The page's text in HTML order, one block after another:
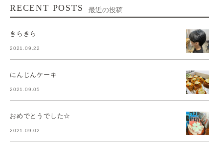
RECENT POSTS 最近の投稿
きらきら
2021.09.22
にんじんケーキ
2021.09.05
おめでとうでした☆
2021.09.02